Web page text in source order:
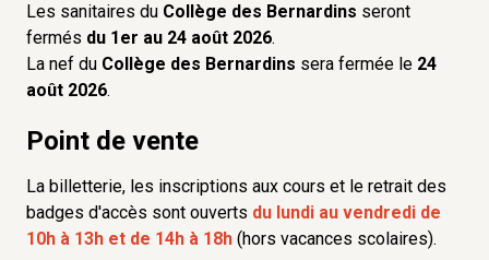
Les sanitaires du Collège des Bernardins seront
fermés du 1er au 24 août 2026.
La nef du Collège des Bernardins sera fermée le 24
août 2026.
Point de vente
La billetterie, les inscriptions aux cours et le retrait des
badges d'accès sont ouverts du lundi au vendredi de
10h à 13h et de 14h à 18h (hors vacances scolaires).